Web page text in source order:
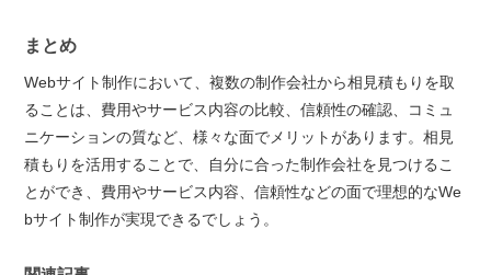
まとめ
Webサイト制作において、複数の制作会社から相見積もりを取
ることは、費用やサービス内容の比較、信頼性の確認、コミュ
ニケーションの質など、様々な面でメリットがあります。相見
積もりを活用することで、自分に合った制作会社を見つけるこ
とができ、費用やサービス内容、信頼性などの面で理想的なWe
bサイト制作が実現できるでしょう。